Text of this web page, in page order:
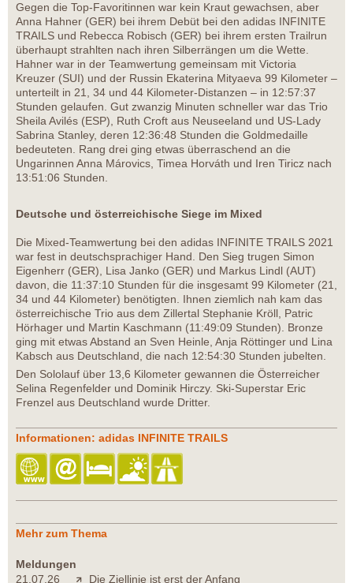
Gegen die Top-Favoritinnen war kein Kraut gewachsen, aber
Anna Hahner (GER) bei ihrem Debüt bei den adidas INFINITE
TRAILS und Rebecca Robisch (GER) bei ihrem ersten Trailrun
überhaupt strahlten nach ihren Silberrängen um die Wette.
Hahner war in der Teamwertung gemeinsam mit Victoria
Kreuzer (SUI) und der Russin Ekaterina Mityaeva 99 Kilometer –
unterteilt in 21, 34 und 44 Kilometer-Distanzen – in 12:57:37
Stunden gelaufen. Gut zwanzig Minuten schneller war das Trio
Sheila Avilés (ESP), Ruth Croft aus Neuseeland und US-Lady
Sabrina Stanley, deren 12:36:48 Stunden die Goldmedaille
bedeuteten. Rang drei ging etwas überraschend an die
Ungarinnen Anna Márovics, Timea Horváth und Iren Tiricz nach
13:51:06 Stunden.
Deutsche und österreichische Siege im Mixed
Die Mixed-Teamwertung bei den adidas INFINITE TRAILS 2021
war fest in deutschsprachiger Hand. Den Sieg trugen Simon
Eigenherr (GER), Lisa Janko (GER) und Markus Lindl (AUT)
davon, die 11:37:10 Stunden für die insgesamt 99 Kilometer (21,
34 und 44 Kilometer) benötigten. Ihnen ziemlich nah kam das
österreichische Trio aus dem Zillertal Stephanie Kröll, Patric
Hörhager und Martin Kaschmann (11:49:09 Stunden). Bronze
ging mit etwas Abstand an Sven Heinle, Anja Röttinger und Lina
Kabsch aus Deutschland, die nach 12:54:30 Stunden jubelten.
Den Sololauf über 13,6 Kilometer gewannen die Österreicher
Selina Regenfelder und Dominik Hirczy. Ski-Superstar Eric
Frenzel aus Deutschland wurde Dritter.
Informationen: adidas INFINITE TRAILS
Mehr zum Thema
Meldungen
21.07.26
Die Ziellinie ist erst der Anfang